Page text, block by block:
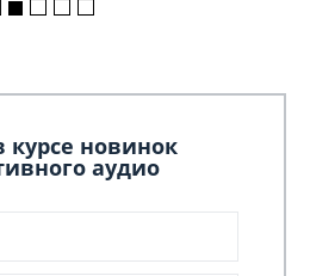
курсе новинок
аудио